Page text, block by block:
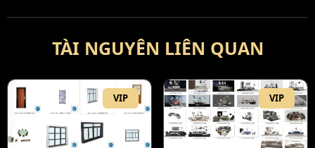
TÀI NGUYÊN LIÊN QUAN
VIP VIP